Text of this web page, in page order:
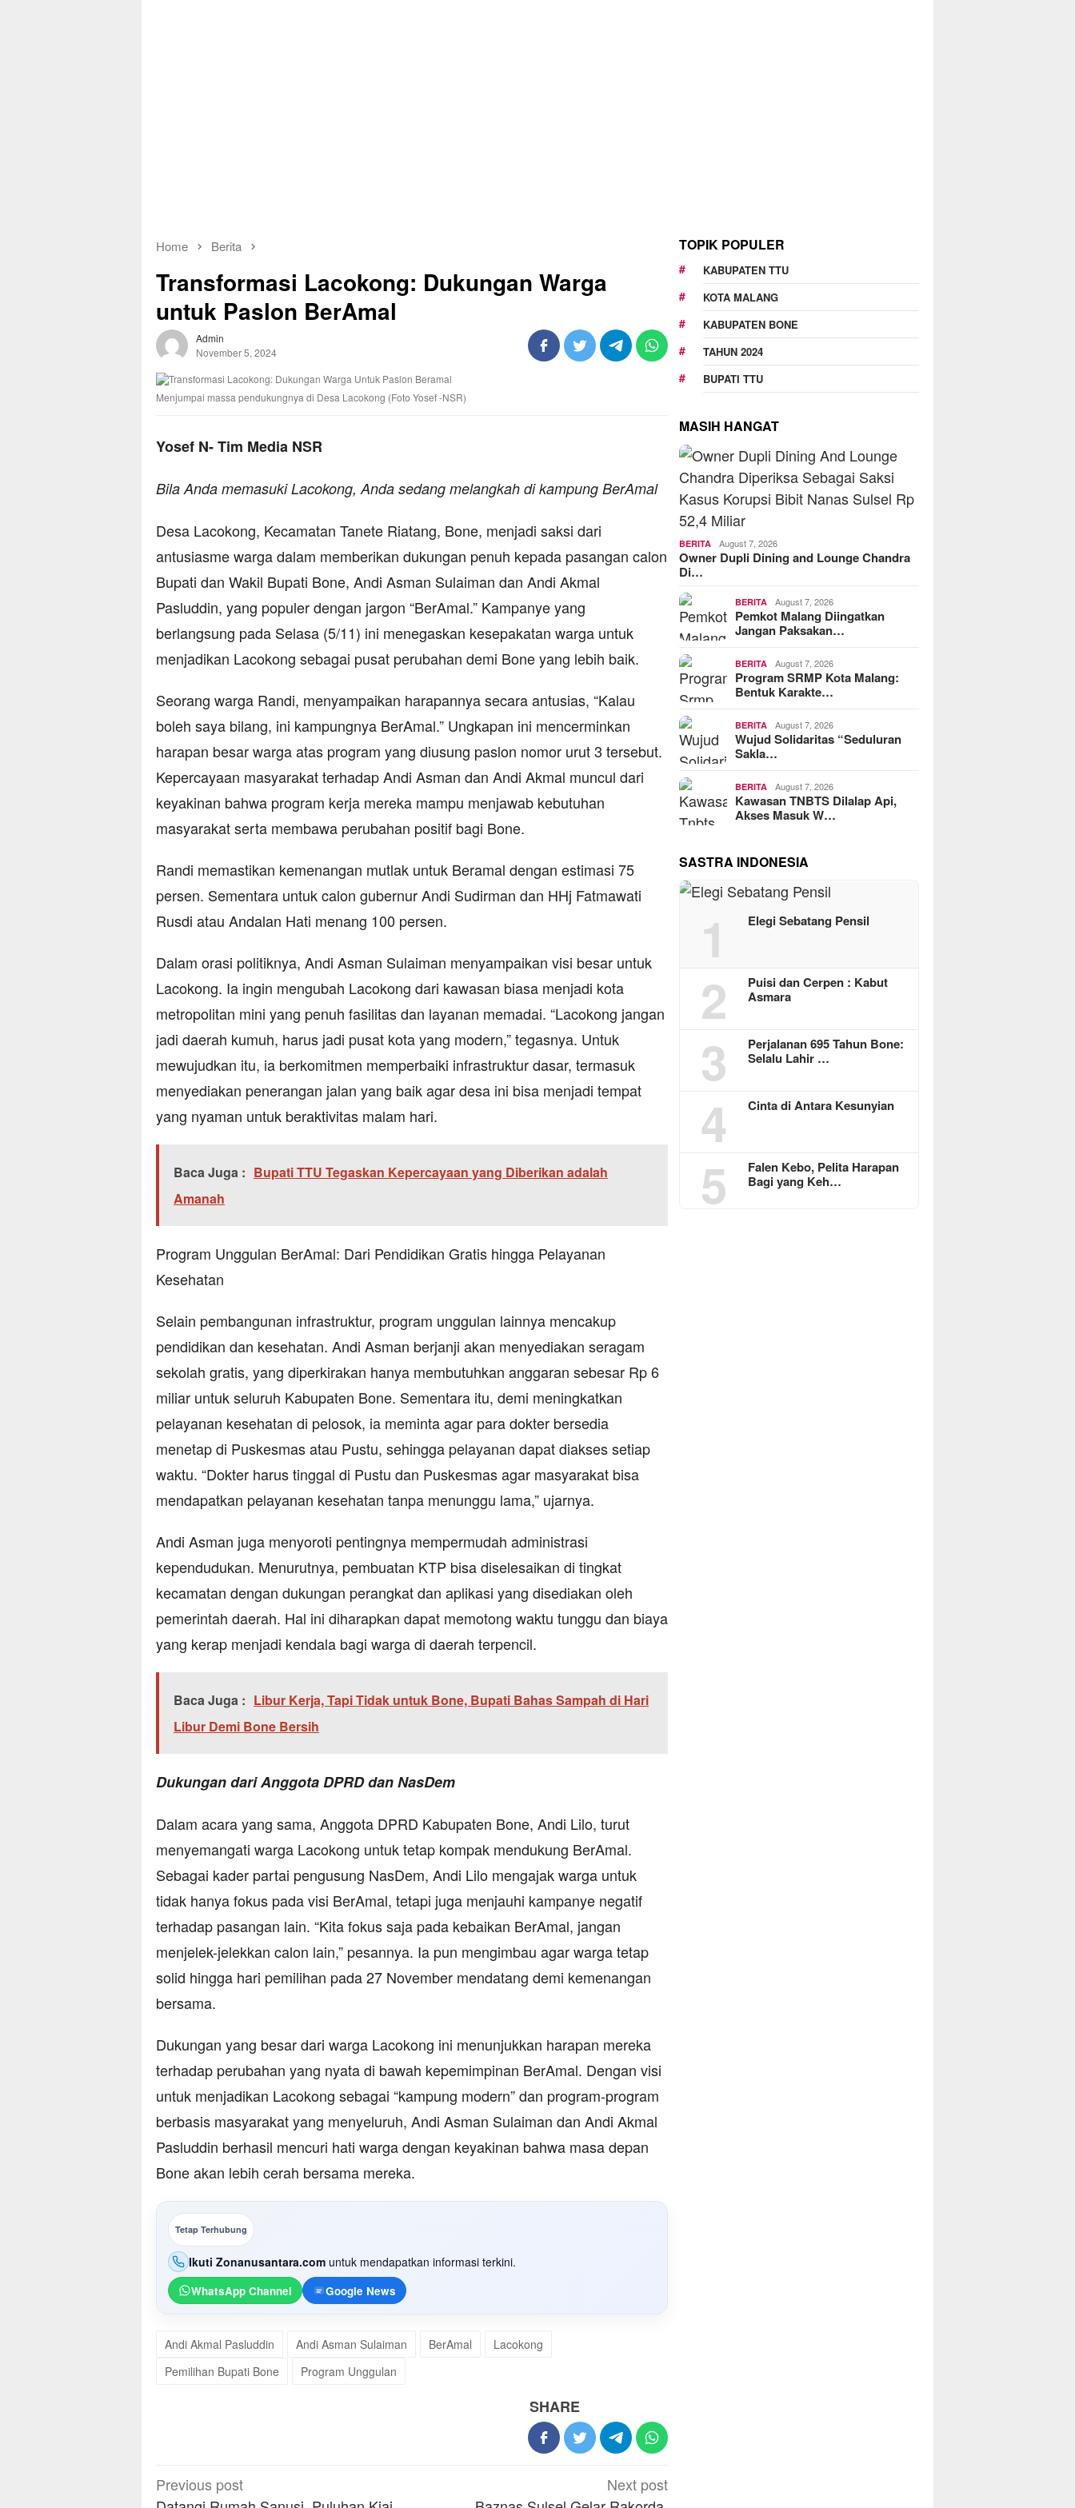
Home Berita
Transformasi Lacokong: Dukungan Warga
untuk Paslon BerAmal
Admin
November 5, 2024
Menjumpai massa pendukungnya di Desa Lacokong (Foto Yosef -NSR)
Yosef N- Tim Media NSR
Bila Anda memasuki Lacokong, Anda sedang melangkah di kampung BerAmal
Desa Lacokong, Kecamatan Tanete Riatang, Bone, menjadi saksi dari
antusiasme warga dalam memberikan dukungan penuh kepada pasangan calon
Bupati dan Wakil Bupati Bone, Andi Asman Sulaiman dan Andi Akmal
Pasluddin, yang populer dengan jargon “BerAmal.” Kampanye yang
berlangsung pada Selasa (5/11) ini menegaskan kesepakatan warga untuk
menjadikan Lacokong sebagai pusat perubahan demi Bone yang lebih baik.
Seorang warga Randi, menyampaikan harapannya secara antusias, “Kalau
boleh saya bilang, ini kampungnya BerAmal.” Ungkapan ini mencerminkan
harapan besar warga atas program yang diusung paslon nomor urut 3 tersebut.
Kepercayaan masyarakat terhadap Andi Asman dan Andi Akmal muncul dari
keyakinan bahwa program kerja mereka mampu menjawab kebutuhan
masyarakat serta membawa perubahan positif bagi Bone.
Randi memastikan kemenangan mutlak untuk Beramal dengan estimasi 75
persen. Sementara untuk calon gubernur Andi Sudirman dan HHj Fatmawati
Rusdi atau Andalan Hati menang 100 persen.
Dalam orasi politiknya, Andi Asman Sulaiman menyampaikan visi besar untuk
Lacokong. Ia ingin mengubah Lacokong dari kawasan biasa menjadi kota
metropolitan mini yang penuh fasilitas dan layanan memadai. “Lacokong jangan
jadi daerah kumuh, harus jadi pusat kota yang modern,” tegasnya. Untuk
mewujudkan itu, ia berkomitmen memperbaiki infrastruktur dasar, termasuk
menyediakan penerangan jalan yang baik agar desa ini bisa menjadi tempat
yang nyaman untuk beraktivitas malam hari.
Baca Juga : Bupati TTU Tegaskan Kepercayaan yang Diberikan adalah
Amanah
Program Unggulan BerAmal: Dari Pendidikan Gratis hingga Pelayanan
Kesehatan
Selain pembangunan infrastruktur, program unggulan lainnya mencakup
pendidikan dan kesehatan. Andi Asman berjanji akan menyediakan seragam
sekolah gratis, yang diperkirakan hanya membutuhkan anggaran sebesar Rp 6
miliar untuk seluruh Kabupaten Bone. Sementara itu, demi meningkatkan
pelayanan kesehatan di pelosok, ia meminta agar para dokter bersedia
menetap di Puskesmas atau Pustu, sehingga pelayanan dapat diakses setiap
waktu. “Dokter harus tinggal di Pustu dan Puskesmas agar masyarakat bisa
mendapatkan pelayanan kesehatan tanpa menunggu lama,” ujarnya.
Andi Asman juga menyoroti pentingnya mempermudah administrasi
kependudukan. Menurutnya, pembuatan KTP bisa diselesaikan di tingkat
kecamatan dengan dukungan perangkat dan aplikasi yang disediakan oleh
pemerintah daerah. Hal ini diharapkan dapat memotong waktu tunggu dan biaya
yang kerap menjadi kendala bagi warga di daerah terpencil.
Baca Juga : Libur Kerja, Tapi Tidak untuk Bone, Bupati Bahas Sampah di Hari
Libur Demi Bone Bersih
Dukungan dari Anggota DPRD dan NasDem
Dalam acara yang sama, Anggota DPRD Kabupaten Bone, Andi Lilo, turut
menyemangati warga Lacokong untuk tetap kompak mendukung BerAmal.
Sebagai kader partai pengusung NasDem, Andi Lilo mengajak warga untuk
tidak hanya fokus pada visi BerAmal, tetapi juga menjauhi kampanye negatif
terhadap pasangan lain. “Kita fokus saja pada kebaikan BerAmal, jangan
menjelek-jelekkan calon lain,” pesannya. Ia pun mengimbau agar warga tetap
solid hingga hari pemilihan pada 27 November mendatang demi kemenangan
bersama.
Dukungan yang besar dari warga Lacokong ini menunjukkan harapan mereka
terhadap perubahan yang nyata di bawah kepemimpinan BerAmal. Dengan visi
untuk menjadikan Lacokong sebagai “kampung modern” dan program-program
berbasis masyarakat yang menyeluruh, Andi Asman Sulaiman dan Andi Akmal
Pasluddin berhasil mencuri hati warga dengan keyakinan bahwa masa depan
Bone akan lebih cerah bersama mereka.
Tetap Terhubung
Ikuti Zonanusantara.com untuk mendapatkan informasi terkini.
WhatsApp Channel Google News
Andi Akmal Pasluddin Andi Asman Sulaiman BerAmal
Lacokong
Pemilihan Bupati Bone
Program Unggulan
SHARE
Post
Previous post
Next post
TOPIK POPULER
KABUPATEN TTU
KOTA MALANG
KABUPATEN BONE
TAHUN 2024
BUPATI TTU
MASIH HANGAT
BERITA August 7, 2026
Owner Dupli Dining and Lounge Chandra
Di…
BERITA August 7, 2026
Pemkot Malang Diingatkan
Jangan Paksakan…
BERITA August 7, 2026
Program SRMP Kota Malang:
Bentuk Karakte…
BERITA August 7, 2026
Wujud Solidaritas “Seduluran
Sakla…
BERITA August 7, 2026
Kawasan TNBTS Dilalap Api,
Akses Masuk W…
SASTRA INDONESIA
1 Elegi Sebatang Pensil
2
Puisi dan Cerpen : Kabut
Asmara
3
Perjalanan 695 Tahun Bone:
Selalu Lahir …
4 Cinta di Antara Kesunyian
5
Falen Kebo, Pelita Harapan
Bagi yang Keh…